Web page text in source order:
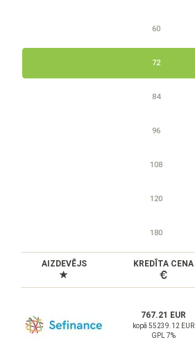
60
72
84
96
108
120
180
AIZDEVĒJS KREDĪTA CENA
767.21 EUR
kopā 55239.12 EUR
GPL 7%